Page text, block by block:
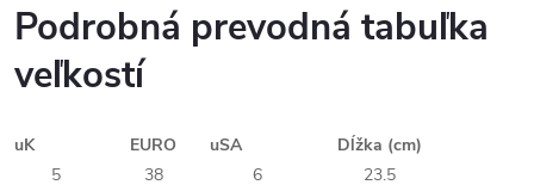
Podrobná prevodná tabuľka
veľkostí
uK EURO uSA
Dĺžka (cm)
5
38 6
23.5